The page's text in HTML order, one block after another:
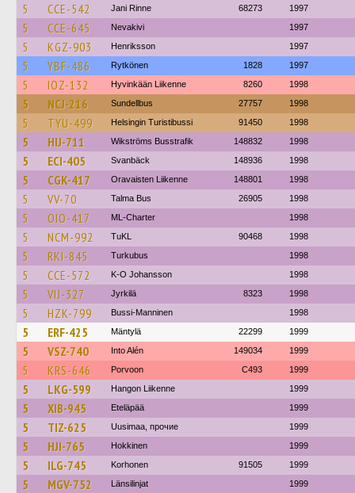
5 CCE-542 Jani Rinne 68273 1997
5 CCE-645 Nevakivi 1997
5 KGZ-903 Henriksson 1997
5 YBF-486 Rytkönen 1828 1997
5 IOZ-132 Hyvinkään Liikenne 8260 1998
5 NCJ-216 Sundellbus 27757 1998
5 TYU-499 Helsingin Turistibussi 91450 1998
5 HIJ-711 Wikströms Busstrafik 148832 1998
5 ECI-405 Svanbäck 148936 1998
5 CGK-417 Oravaisten Liikenne 148801 1998
5 VV-70 Talma Bus 26905 1998
5 OIO-417 ML-Charter 1998
5 NCM-992 TuKL 90468 1998
5 RKI-845 Turkubus 1998
5 CCE-572 K-O Johansson 1998
5 VIJ-327 Jyrkilä 8323 1998
5 HZK-799 Bussi-Manninen 1998
5 ERF-425 Mäntylä 22299 1999
5 VSZ-740 Into Alén 149034 1999
5 KRS-646 Porvoon C493 1999
5 LKG-599 Hangon Liikenne 1999
5 XIB-945 Eteläpää 1999
5 TIZ-625 Uusimaa, прочие 1999
5 HJI-765 Hokkinen 1999
5 ILG-745 Korhonen 91505 1999
5 MGV-752 Länsilinjat 1999